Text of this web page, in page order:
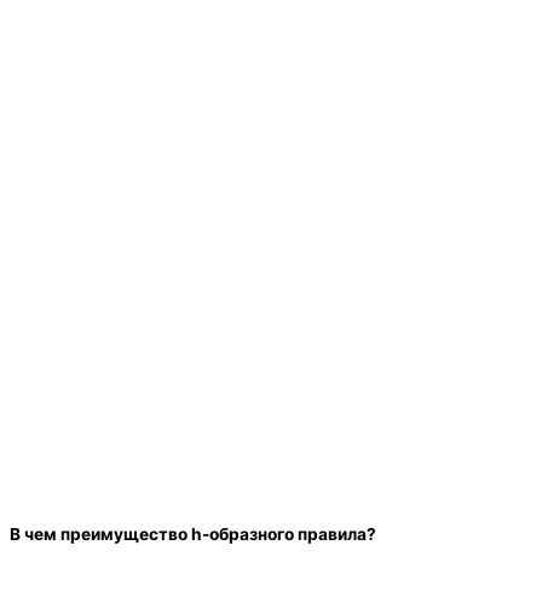
В чем преимущество h-образного правила?